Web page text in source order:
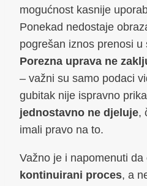
mogućnost kasnije
Ponekad nedostaje
pogrešan iznos prenosi u
Porezna uprava ne
– važni su samo podaci
gubitak nije ispravno
jednostavno ne djeluje,
imali pravo na to.
Važno je i napomenuti da
kontinuirani proces, a